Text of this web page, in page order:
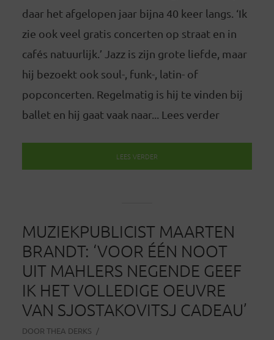
daar het afgelopen jaar bijna 40 keer langs. ‘Ik
zie ook veel gratis concerten op straat en in
cafés natuurlijk.’ Jazz is zijn grote liefde, maar
hij bezoekt ook soul-, funk-, latin- of
popconcerten. Regelmatig is hij te vinden bij
ballet en hij gaat vaak naar... Lees verder
LEES VERDER
MUZIEKPUBLICIST MAARTEN
BRANDT: ‘VOOR ÉÉN NOOT
UIT MAHLERS NEGENDE GEEF
IK HET VOLLEDIGE OEUVRE
VAN SJOSTAKOVITSJ CADEAU’
DOOR THEA DERKS